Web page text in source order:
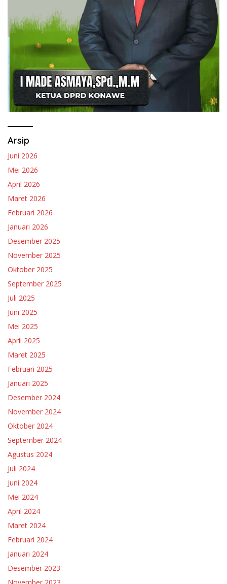
Arsip
Juni 2026
Mei 2026
April 2026
Maret 2026
Februari 2026
Januari 2026
Desember 2025
November 2025
Oktober 2025
September 2025
Juli 2025
Juni 2025
Mei 2025
April 2025
Maret 2025
Februari 2025
Januari 2025
Desember 2024
November 2024
Oktober 2024
September 2024
Agustus 2024
Juli 2024
Juni 2024
Mei 2024
April 2024
Maret 2024
Februari 2024
Januari 2024
Desember 2023